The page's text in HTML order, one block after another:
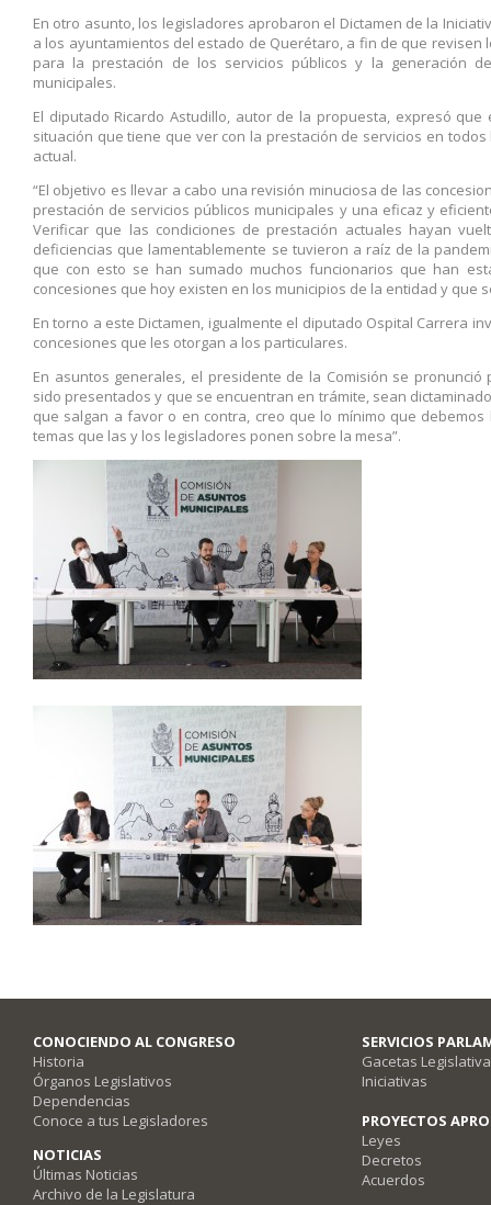
En otro asunto, los legisladores aprobaron el Dictamen de la
a los ayuntamientos del estado de Querétaro, a fin de que
para la prestación de los servicios públicos y la generación
municipales.
El diputado Ricardo Astudillo, autor de la propuesta, expresó
situación que tiene que ver con la prestación de servicios en
actual.
“El objetivo es llevar a cabo una revisión minuciosa de las
prestación de servicios públicos municipales y una eficaz y
Verificar que las condiciones de prestación actuales hayan
deficiencias que lamentablemente se tuvieron a raíz de la
que con esto se han sumado muchos funcionarios que han
concesiones que hoy existen en los municipios de la entidad y que
En torno a este Dictamen, igualmente el diputado Ospital Carrera
concesiones que les otorgan a los particulares.
En asuntos generales, el presidente de la Comisión se
sido presentados y que se encuentran en trámite, sean
que salgan a favor o en contra, creo que lo mínimo que
temas que las y los legisladores ponen sobre la mesa”.
CONOCIENDO AL CONGRESO
Historia
Órganos Legislativos
Dependencias
Conoce a tus Legisladores
NOTICIAS
Últimas Noticias
Archivo de la Legislatura
SERVICIOS
Gacetas
Iniciativas
PROYECTOS
Leyes
Decretos
Acuerdos